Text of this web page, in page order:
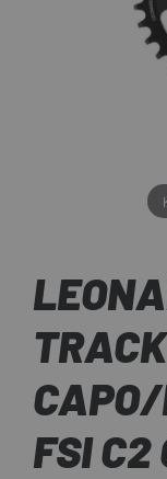
TRACK
CAPO/
FSI C2